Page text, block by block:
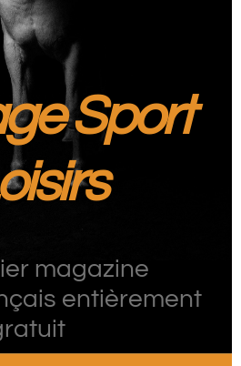
Sport
magazine
entièrement